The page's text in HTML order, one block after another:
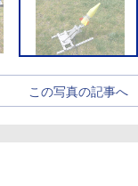
この写真の記事へ